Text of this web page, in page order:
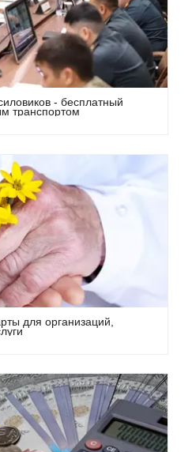
- бесплатный
транспортом
для организаций,